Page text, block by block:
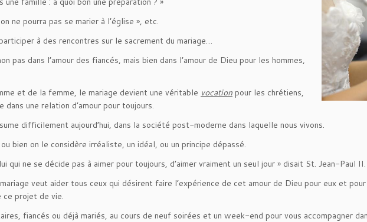
ne pourra pas se marier à l’église », etc.
à des rencontres sur le sacrement du mariage…
pas dans l’amour des fiancés, mais bien dans l’amour de Dieu pour les hommes,
et de la femme, le mariage devient une véritable vocation pour les chrétiens,
une relation d’amour pour toujours.
difficilement aujourd’hui, dans la société post-moderne dans laquelle nous vivons.
bien on le considère irréaliste, un idéal, ou un principe dépassé.
ne se décide pas à aimer pour toujours, d’aimer vraiment un seul jour » disait St. Jean-Paul II.
veut aider tous ceux qui désirent faire l’expérience de cet amour de Dieu pour eux et
ce projet de vie.
fiancés ou déjà mariés, au cours de neuf soirées et un week-end pour vous accompagner